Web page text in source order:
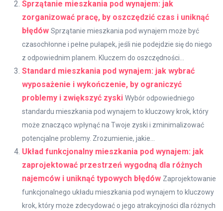
Sprzątanie mieszkania pod wynajem: jak
zorganizować pracę, by oszczędzić czas i uniknąć
błędów Sprzątanie mieszkania pod wynajem może być
czasochłonne i pełne pułapek, jeśli nie podejdzie się do niego
z odpowiednim planem. Kluczem do oszczędności...
Standard mieszkania pod wynajem: jak wybrać
wyposażenie i wykończenie, by ograniczyć
problemy i zwiększyć zyski Wybór odpowiedniego
standardu mieszkania pod wynajem to kluczowy krok, który
może znacząco wpłynąć na Twoje zyski i zminimalizować
potencjalne problemy. Zrozumienie, jakie...
Układ funkcjonalny mieszkania pod wynajem: jak
zaprojektować przestrzeń wygodną dla różnych
najemców i uniknąć typowych błędów Zaprojektowanie
funkcjonalnego układu mieszkania pod wynajem to kluczowy
krok, który może zdecydować o jego atrakcyjności dla różnych